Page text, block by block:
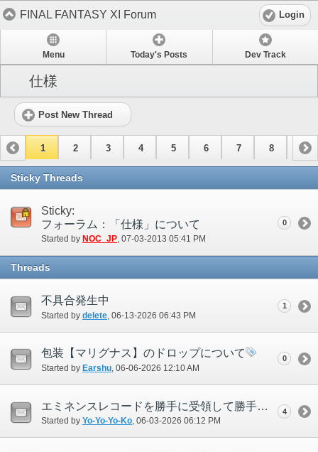
FINAL FANTASY XI Forum Login
Menu Today's Posts Dev Track
仕様
Post New Thread
1 2 3 4 5 6 7 8 9
10 11
Sticky Threads
Sticky:
フォーラム：「仕様」について
Started by NOC_JP‎, 07-03-2013 05:41 PM
0
Threads
不具合発生中
Started by delete ‎, 06-13-2026 06:43 PM
1
包装【マリグナス】のドロップについて
Started by Earshu‎, 06-06-2026 12:10 AM
0
エミネンスレコードを勝手に受領して勝手にクリア扱いされる
Started by Yo-Yo-Yo-Ko‎, 06-03-2026 06:12 PM
4